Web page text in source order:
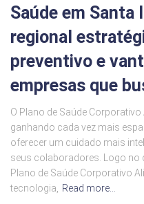
Saúde em Santa
regional
preventivo e
empresas que
O Plano de Saúde
ganhando cada vez mais
oferecer um cuidado mais
seus colaboradores. Logo no
Plano de Saúde Corporativo
tecnologia, Read more…